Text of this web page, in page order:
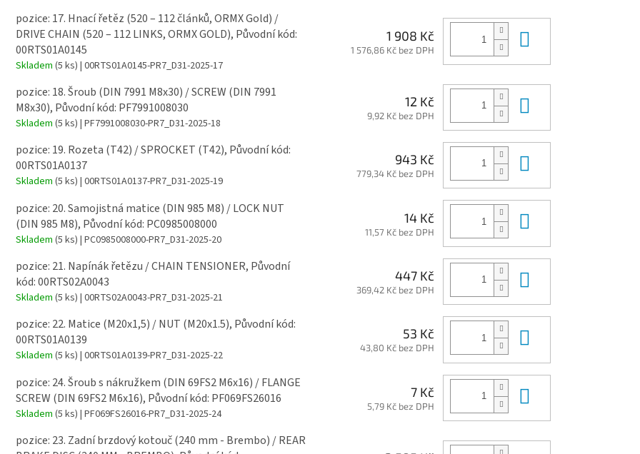
pozice: 17. Hnací řetěz (520 – 112 článků, ORMX Gold) /
DRIVE CHAIN (520 – 112 LINKS, ORMX GOLD), Původní kód:
00RTS01A0145
Skladem (5 ks) | 00RTS01A0145-PR7_D31-2025-17
1 908 Kč
1 576,86 Kč bez DPH
pozice: 18. Šroub (DIN 7991 M8x30) / SCREW (DIN 7991
M8x30), Původní kód: PF7991008030
Skladem (5 ks) | PF7991008030-PR7_D31-2025-18
12 Kč
9,92 Kč bez DPH
pozice: 19. Rozeta (T42) / SPROCKET (T42), Původní kód:
00RTS01A0137
Skladem (5 ks) | 00RTS01A0137-PR7_D31-2025-19
943 Kč
779,34 Kč bez DPH
pozice: 20. Samojistná matice (DIN 985 M8) / LOCK NUT
(DIN 985 M8), Původní kód: PC0985008000
Skladem (5 ks) | PC0985008000-PR7_D31-2025-20
14 Kč
11,57 Kč bez DPH
pozice: 21. Napínák řetězu / CHAIN TENSIONER, Původní
kód: 00RTS02A0043
Skladem (5 ks) | 00RTS02A0043-PR7_D31-2025-21
447 Kč
369,42 Kč bez DPH
pozice: 22. Matice (M20x1,5) / NUT (M20x1.5), Původní kód:
00RTS01A0139
Skladem (5 ks) | 00RTS01A0139-PR7_D31-2025-22
53 Kč
43,80 Kč bez DPH
pozice: 24. Šroub s nákružkem (DIN 69FS2 M6x16) / FLANGE
SCREW (DIN 69FS2 M6x16), Původní kód: PF069FS26016
Skladem (5 ks) | PF069FS26016-PR7_D31-2025-24
7 Kč
5,79 Kč bez DPH
pozice: 23. Zadní brzdový kotouč (240 mm - Brembo) / REAR